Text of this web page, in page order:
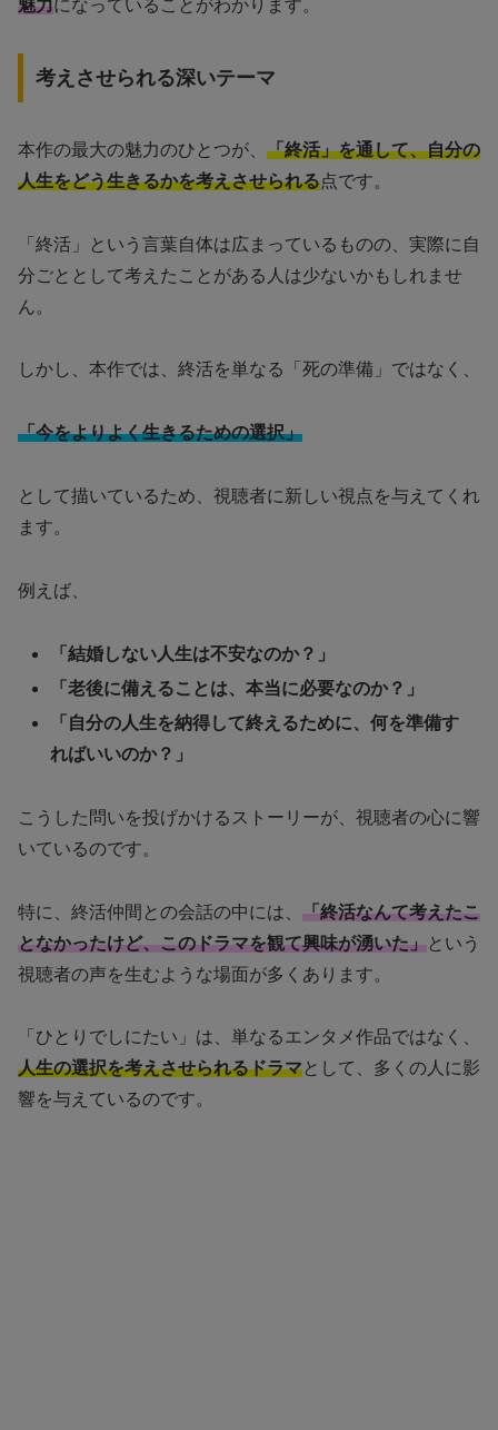
魅力になっていることがわかります。
考えさせられる深いテーマ
本作の最大の魅力のひとつが、 「終活」を通して、自分の
人生をどう生きるかを考えさせられる点です。
「終活」という言葉自体は広まっているものの、実際に自
分ごととして考えたことがある人は少ないかもしれませ
ん。
しかし、本作では、終活を単なる「死の準備」ではなく、
「今をよりよく生きるための選択」
として描いているため、視聴者に新しい視点を与えてくれ
ます。
例えば、
「結婚しない人生は不安なのか？」
「老後に備えることは、本当に必要なのか？」
「自分の人生を納得して終えるために、何を準備す
ればいいのか？」
こうした問いを投げかけるストーリーが、視聴者の心に響
いているのです。
特に、終活仲間との会話の中には、 「終活なんて考えたこ
となかったけど、このドラマを観て興味が湧いた」という
視聴者の声を生むような場面が多くあります。
「ひとりでしにたい」は、単なるエンタメ作品ではなく、
人生の選択を考えさせられるドラマとして、多くの人に影
響を与えているのです。